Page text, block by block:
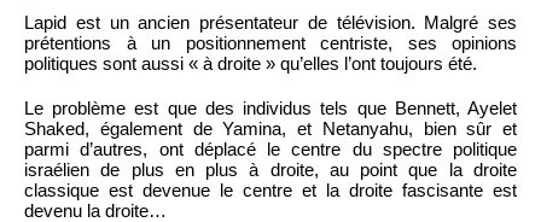
Lapid est un ancien présentateur de télévision. Malgré ses
prétentions à un positionnement centriste, ses opinions
politiques sont aussi « à droite » qu’elles l’ont toujours été.
Le problème est que des individus tels que Bennett, Ayelet
Shaked, également de Yamina, et Netanyahu, bien sûr et
parmi d’autres, ont déplacé le centre du spectre politique
israélien de plus en plus à droite, au point que la droite
classique est devenue le centre et la droite fascisante est
devenu la droite…